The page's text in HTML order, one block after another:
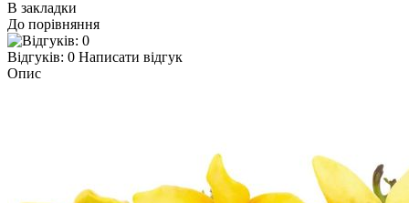
В закладки
До порівняння
Відгуків: 0 Написати відгук
Опис